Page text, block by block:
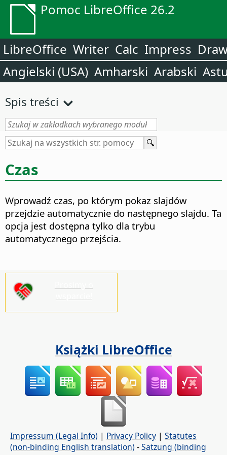
Pomoc LibreOffice 26.2
LibreOffice Writer Calc Impress
Angielski (USA) Amharski Arabski
Spis treści
Czas
Wprowadź czas, po którym pokaz slajdów
przejdzie automatycznie do następnego slajdu. Ta
opcja jest dostępna tylko dla trybu
automatycznego przejścia.
Książki LibreOffice
Impressum (Legal Info) | Privacy Policy | Statutes
(non-binding English translation) -Satzung (binding